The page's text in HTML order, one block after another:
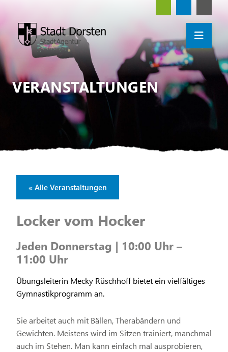
VERANSTALTUNGEN
« Alle Veranstaltungen
Locker vom Hocker
Jeden Donnerstag | 10:00 Uhr –
11:00 Uhr
Übungsleiterin Mecky Rüschhoff bietet ein vielfältiges
Gymnastikprogramm an.
Sie arbeitet auch mit Bällen, Therabändern und
Gewichten. Meistens wird im Sitzen trainiert, manchmal
auch im Stehen. Man kann einfach mal ausprobieren,